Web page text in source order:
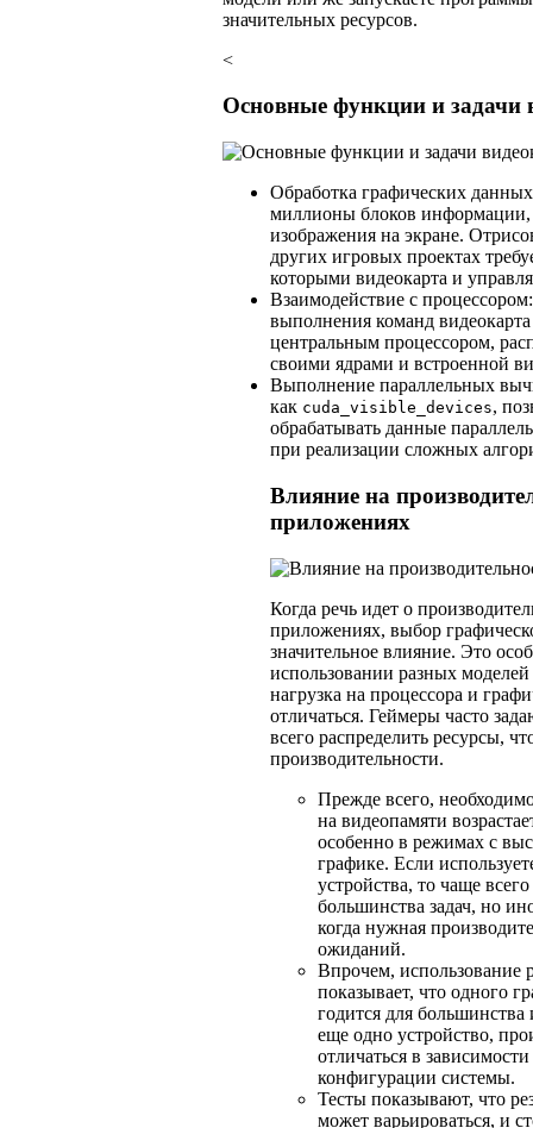
значительных ресурсов.
<
Основные функции и задачи
Обработка графических
миллионы блоков информации,
изображения на экране.
других игровых проектах
которыми видеокарта и
Взаимодействие с
выполнения команд видеокарта
центральным процессором,
своими ядрами и встроенной
Выполнение параллельных
как cuda_visible_devices,
обрабатывать данные
при реализации сложных
Влияние на
приложениях
Когда речь идет о
приложениях, выбор
значительное влияние. Это
использовании разных
нагрузка на процессора и
отличаться. Геймеры часто
всего распределить ресурсы,
производительности.
Прежде всего,
на видеопамяти
особенно в режимах с
графике. Если
устройства, то чаще всего
большинства задач, но
когда нужная
ожиданий.
Впрочем, использование
показывает, что одного
годится для большинства
еще одно устройство,
отличаться в
конфигурации системы.
Тесты показывают, что
может варьироваться, и